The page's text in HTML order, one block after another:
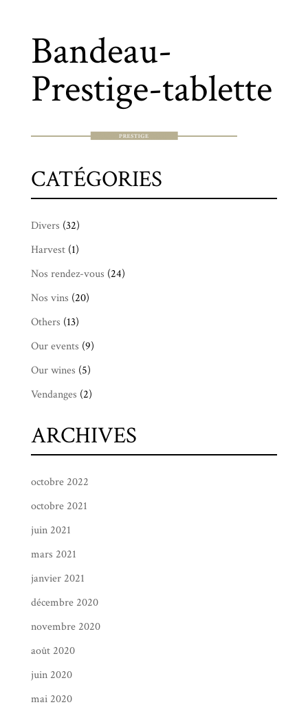
Bandeau-
Prestige-tablette
CATÉGORIES
Divers (32)
Harvest(1)
Nos rendez-vous (24)
Nos vins (20)
Others (13)
Our events (9)
Our wines (5)
Vendanges (2)
ARCHIVES
octobre 2022
octobre 2021
juin 2021
mars 2021
janvier 2021
décembre 2020
novembre 2020
août 2020
juin 2020
mai 2020